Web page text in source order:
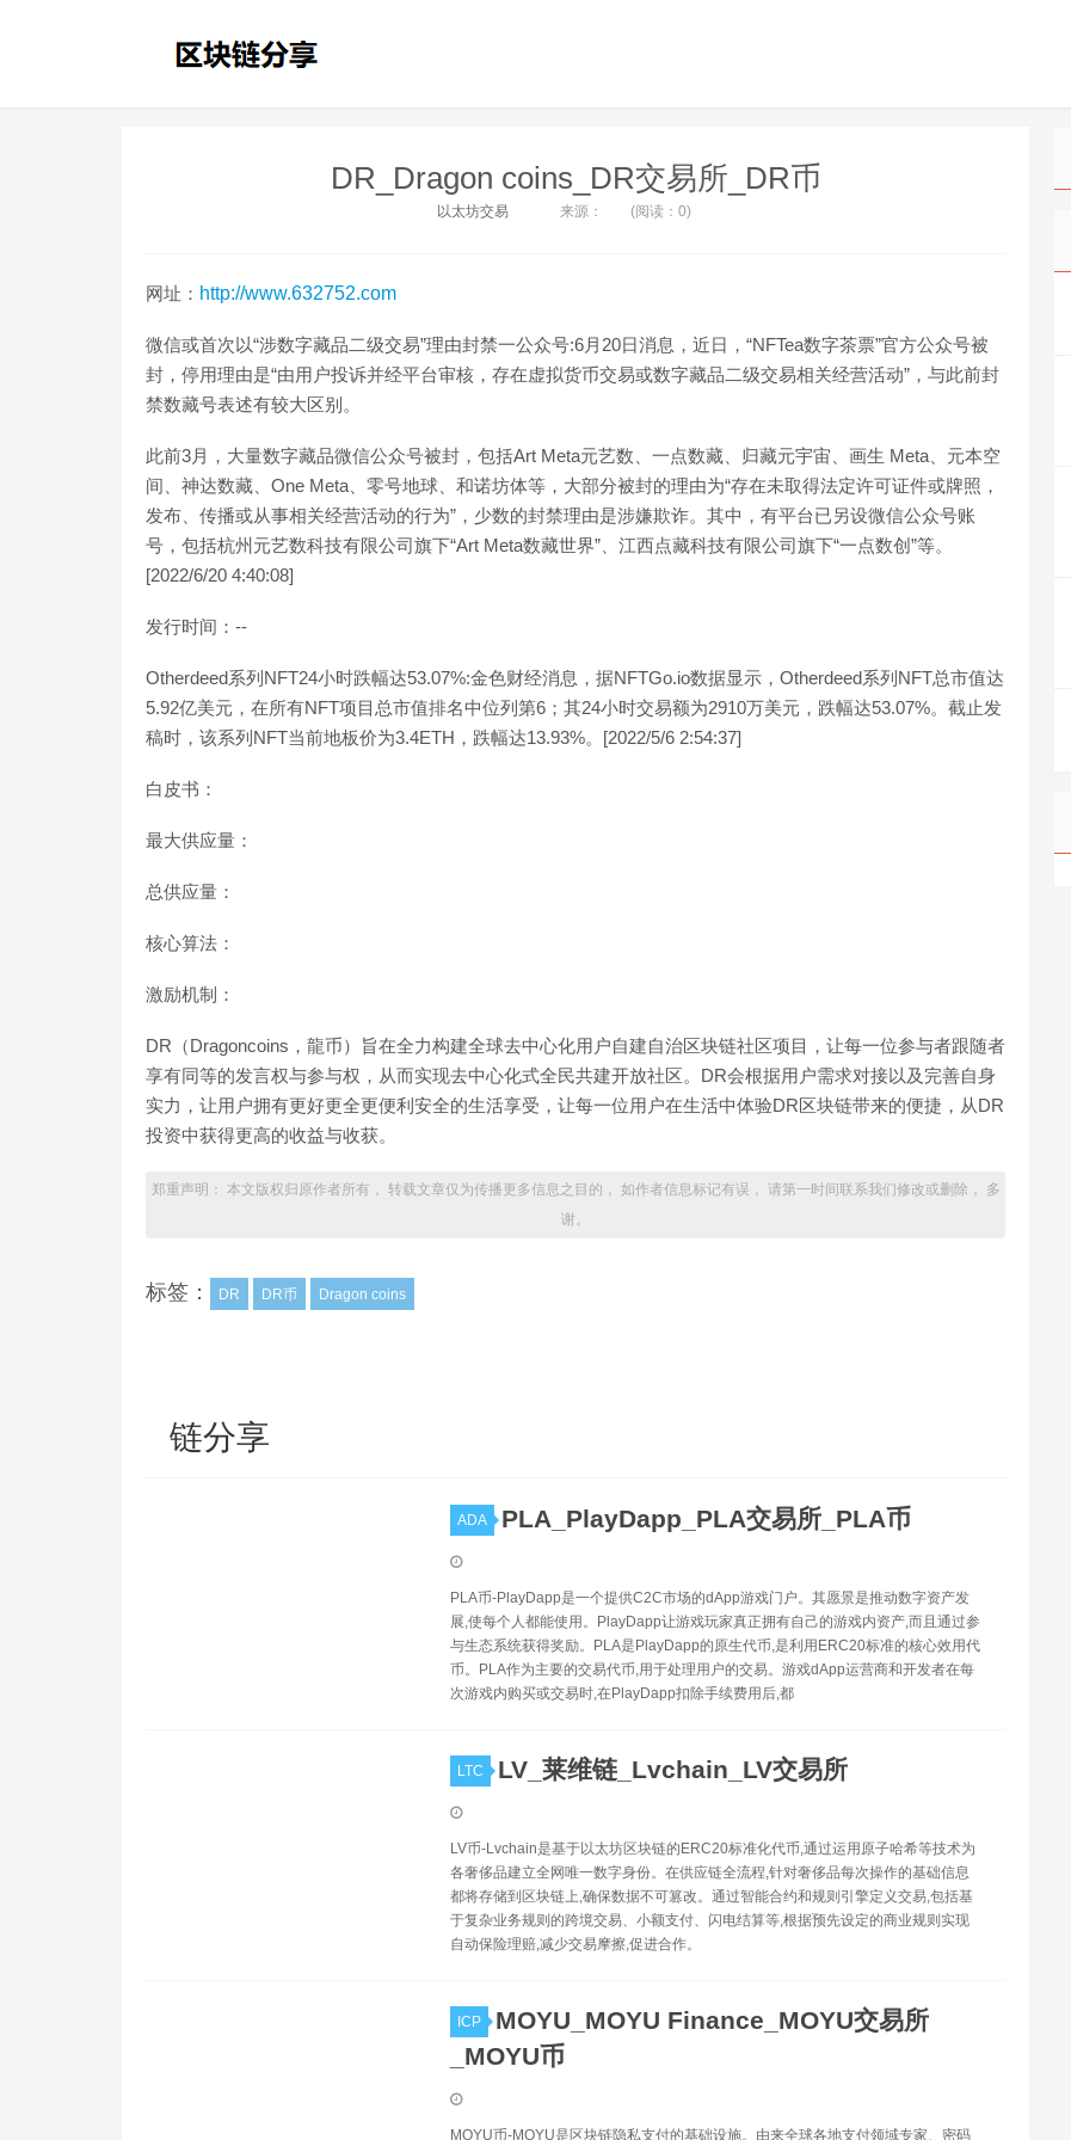
DR_Dragon coins_DR交易所_DR币
以太坊交易 来源： (阅读：0)
网址： http://www.632752.com
微信或首次以“涉数字藏品二级交易”理由封禁一公众号:6月20日消息，近日，“NFTea数字茶票”官方公众号被
封，停用理由是“由用户投诉并经平台审核，存在虚拟货币交易或数字藏品二级交易相关经营活动”，与此前封
禁数藏号表述有较大区别。
此前3月，大量数字藏品微信公众号被封，包括Art Meta元艺数、一点数藏、归藏元宇宙、画生 Meta、元本空
间、神达数藏、One Meta、零号地球、和诺坊体等，大部分被封的理由为“存在未取得法定许可证件或牌照，
发布、传播或从事相关经营活动的行为”，少数的封禁理由是涉嫌欺诈。其中，有平台已另设微信公众号账
号，包括杭州元艺数科技有限公司旗下“Art Meta数藏世界”、江西点藏科技有限公司旗下“一点数创”等。
[2022/6/20 4:40:08]
发行时间：--
Otherdeed系列NFT24小时跌幅达53.07%:金色财经消息，据NFTGo.io数据显示，Otherdeed系列NFT总市值达
5.92亿美元，在所有NFT项目总市值排名中位列第6；其24小时交易额为2910万美元，跌幅达53.07%。截止发
稿时，该系列NFT当前地板价为3.4ETH，跌幅达13.93%。[2022/5/6 2:54:37]
白皮书：
最大供应量：
总供应量：
核心算法：
激励机制：
DR（Dragoncoins，龍币）旨在全力构建全球去中心化用户自建自治区块链社区项目，让每一位参与者跟随者
享有同等的发言权与参与权，从而实现去中心化式全民共建开放社区。DR会根据用户需求对接以及完善自身
实力，让用户拥有更好更全更便利安全的生活享受，让每一位用户在生活中体验DR区块链带来的便捷，从DR
投资中获得更高的收益与收获。
郑重声明： 本文版权归原作者所有， 转载文章仅为传播更多信息之目的， 如作者信息标记有误， 请第一时间联系我们修改或删除， 多
谢。
标签： DR DR币 Dragon coins
链分享
ADA PLA_PlayDapp_PLA交易所_PLA币
PLA币-PlayDapp是一个提供C2C市场的dApp游戏门户。其愿景是推动数字资产发
展,使每个人都能使用。PlayDapp让游戏玩家真正拥有自己的游戏内资产,而且通过参
与生态系统获得奖励。PLA是PlayDapp的原生代币,是利用ERC20标准的核心效用代
币。PLA作为主要的交易代币,用于处理用户的交易。游戏dApp运营商和开发者在每
次游戏内购买或交易时,在PlayDapp扣除手续费用后,都
LTC LV_莱维链_Lvchain_LV交易所
LV币-Lvchain是基于以太坊区块链的ERC20标准化代币,通过运用原子哈希等技术为
各奢侈品建立全网唯一数字身份。在供应链全流程,针对奢侈品每次操作的基础信息
都将存储到区块链上,确保数据不可篡改。通过智能合约和规则引擎定义交易,包括基
于复杂业务规则的跨境交易、小额支付、闪电结算等,根据预先设定的商业规则实现
自动保险理赔,减少交易摩擦,促进合作。
ICP
MOYU_MOYU Finance_MOYU交易所
_MOYU币
MOYU币-MOYU是区块链隐私支付的基础设施。由来全球各地支付领域专家、密码